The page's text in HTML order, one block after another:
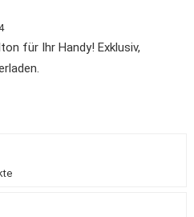
für Ihr Handy! Exklusiv,